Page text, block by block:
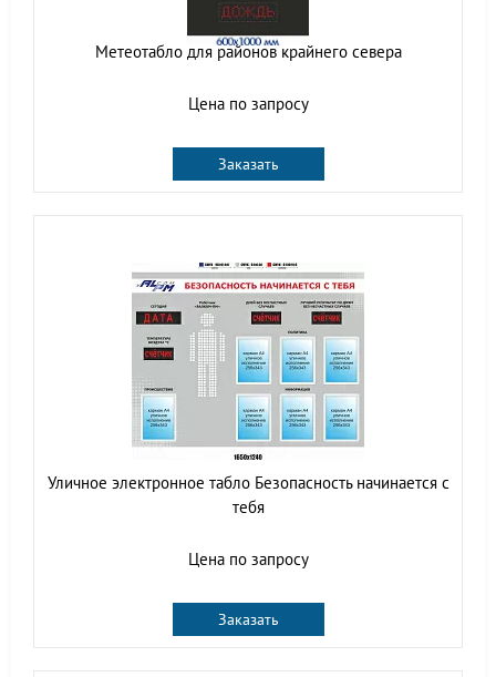
Метеотабло для районов крайнего севера
Цена по запросу
Заказать
Уличное электронное табло Безопасность начинается с
тебя
Цена по запросу
Заказать